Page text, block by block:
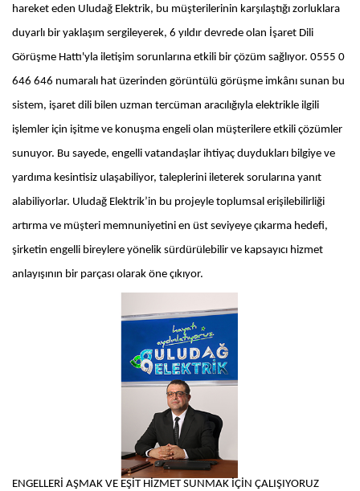
hareket eden Uludağ Elektrik, bu müşterilerinin karşılaştığı zorluklara
duyarlı bir yaklaşım sergileyerek, 6 yıldır devrede olan İşaret Dili
Görüşme Hattı'yla iletişim sorunlarına etkili bir çözüm sağlıyor. 0555 0
646 646 numaralı hat üzerinden görüntülü görüşme imkânı sunan bu
sistem, işaret dili bilen uzman tercüman aracılığıyla elektrikle ilgili
işlemler için işitme ve konuşma engeli olan müşterilere etkili çözümler
sunuyor. Bu sayede, engelli vatandaşlar ihtiyaç duydukları bilgiye ve
yardıma kesintisiz ulaşabiliyor, taleplerini ileterek sorularına yanıt
alabiliyorlar. Uludağ Elektrik’in bu projeyle toplumsal erişilebilirliği
artırma ve müşteri memnuniyetini en üst seviyeye çıkarma hedefi,
şirketin engelli bireylere yönelik sürdürülebilir ve kapsayıcı hizmet
anlayışının bir parçası olarak öne çıkıyor.
ENGELLERİ AŞMAK VE EŞİT HİZMET SUNMAK İÇİN ÇALIŞIYORUZ